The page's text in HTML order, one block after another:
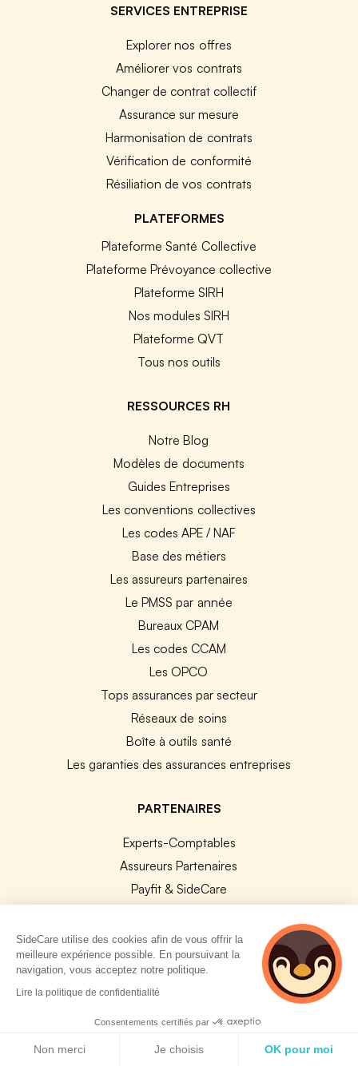
SERVICES ENTREPRISE
Explorer nos offres
Améliorer vos contrats
Changer de contrat collectif
Assurance sur mesure
Harmonisation de contrats
Vérification de conformité
Résiliation de vos contrats
PLATEFORMES
Plateforme Santé Collective
Plateforme Prévoyance collective
Plateforme SIRH
Nos modules SIRH
Plateforme QVT
Tous nos outils
RESSOURCES RH
Notre Blog
Modèles de documents
Guides Entreprises
Les conventions collectives
Les codes APE / NAF
Base des métiers
Les assureurs partenaires
Le PMSS par année
Bureaux CPAM
Les codes CCAM
Les OPCO
Tops assurances par secteur
Réseaux de soins
Boîte à outils santé
Les garanties des assurances entreprises
PARTENAIRES
Experts-Comptables
Assureurs Partenaires
Payfit & SideCare
Nibelis & SideCare
Livi & SideCare
Lianeli & SideCare
API & INTEGRATIONS
API SideCare
SideCare utilise des cookies afin de vous offrir la
meilleure expérience possible. En poursuivant la
navigation, vous acceptez notre politique.
Lire la politique de confidentialité
Consentements certifiés par
Non merci Je choisis OK pour moi
2 personnes
consultent
actuellement cette